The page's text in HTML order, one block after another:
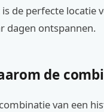
is de perfecte locatie
dagen ontspannen.
de
van een